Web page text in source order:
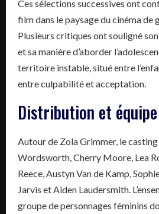
Ces sélections successives ont
film dans le paysage du cinéma de
Plusieurs critiques ont souligné
et sa manière d’aborder
territoire instable, situé entre
entre culpabilité et acceptation.
Distribution et
Autour de Zola Grimmer, le
Wordsworth, Cherry Moore, Lea
Reece, Austyn Van de Kamp,
Jarvis et Aiden Laudersmith.
groupe de personnages féminins